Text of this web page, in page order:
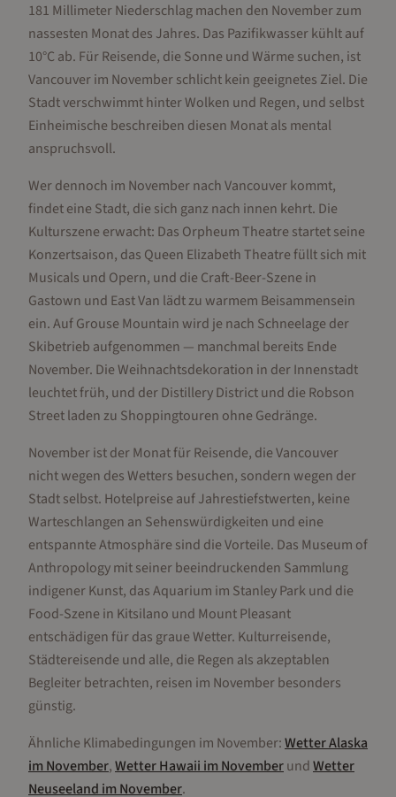
181 Millimeter Niederschlag machen den November zum
nassesten Monat des Jahres. Das Pazifikwasser kühlt auf
10°C ab. Für Reisende, die Sonne und Wärme suchen, ist
Vancouver im November schlicht kein geeignetes Ziel. Die
Stadt verschwimmt hinter Wolken und Regen, und selbst
Einheimische beschreiben diesen Monat als mental
anspruchsvoll.
Wer dennoch im November nach Vancouver kommt,
findet eine Stadt, die sich ganz nach innen kehrt. Die
Kulturszene erwacht: Das Orpheum Theatre startet seine
Konzertsaison, das Queen Elizabeth Theatre füllt sich mit
Musicals und Opern, und die Craft-Beer-Szene in
Gastown und East Van lädt zu warmem Beisammensein
ein. Auf Grouse Mountain wird je nach Schneelage der
Skibetrieb aufgenommen — manchmal bereits Ende
November. Die Weihnachtsdekoration in der Innenstadt
leuchtet früh, und der Distillery District und die Robson
Street laden zu Shoppingtouren ohne Gedränge.
November ist der Monat für Reisende, die Vancouver
nicht wegen des Wetters besuchen, sondern wegen der
Stadt selbst. Hotelpreise auf Jahrestiefstwerten, keine
Warteschlangen an Sehenswürdigkeiten und eine
entspannte Atmosphäre sind die Vorteile. Das Museum of
Anthropology mit seiner beeindruckenden Sammlung
indigener Kunst, das Aquarium im Stanley Park und die
Food-Szene in Kitsilano und Mount Pleasant
entschädigen für das graue Wetter. Kulturreisende,
Städtereisende und alle, die Regen als akzeptablen
Begleiter betrachten, reisen im November besonders
günstig.
Ähnliche Klimabedingungen im November:WetterAlaska
imNovember,WetterHawaii imNovemberundWetter
Neuseeland imNovember.